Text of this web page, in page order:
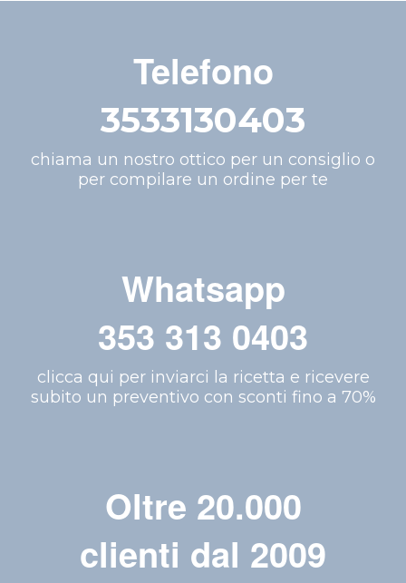
Telefono
3533130403
chiama un nostro ottico per un consiglio o
per compilare un ordine per te
Whatsapp
353 313 0403
clicca qui per inviarci la ricetta e ricevere
subito un preventivo con sconti fino a 70%
Oltre 20.000
clienti dal 2009